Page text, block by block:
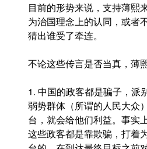
目前的形势来说，支持薄熙
为治国理念上的认同，或者
猜出谁受了牵连。
不论这些传言是否当真，薄
1. 中国的政客都是骗子，派
弱势群体（所谓的人民大众
台，就会给他们利益。事实
这些政客都是靠欺骗，打着